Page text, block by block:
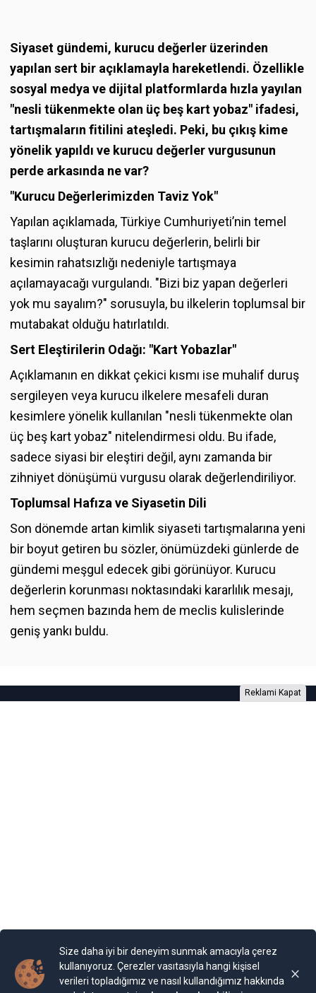
Siyaset gündemi, kurucu değerler üzerinden
yapılan sert bir açıklamayla hareketlendi. Özellikle
sosyal medya ve dijital platformlarda hızla yayılan
"nesli tükenmekte olan üç beş kart yobaz" ifadesi,
tartışmaların fitilini ateşledi. Peki, bu çıkış kime
yönelik yapıldı ve kurucu değerler vurgusunun
perde arkasında ne var?
"Kurucu Değerlerimizden Taviz Yok"
Yapılan açıklamada, Türkiye Cumhuriyeti’nin temel
taşlarını oluşturan kurucu değerlerin, belirli bir
kesimin rahatsızlığı nedeniyle tartışmaya
açılamayacağı vurgulandı. "Bizi biz yapan değerleri
yok mu sayalım?" sorusuyla, bu ilkelerin toplumsal bir
mutabakat olduğu hatırlatıldı.
Sert Eleştirilerin Odağı: "Kart Yobazlar"
Açıklamanın en dikkat çekici kısmı ise muhalif duruş
sergileyen veya kurucu ilkelere mesafeli duran
kesimlere yönelik kullanılan "nesli tükenmekte olan
üç beş kart yobaz" nitelendirmesi oldu. Bu ifade,
sadece siyasi bir eleştiri değil, aynı zamanda bir
zihniyet dönüşümü vurgusu olarak değerlendiriliyor.
Toplumsal Hafıza ve Siyasetin Dili
Son dönemde artan kimlik siyaseti tartışmalarına yeni
bir boyut getiren bu sözler, önümüzdeki günlerde de
gündemi meşgul edecek gibi görünüyor. Kurucu
değerlerin korunması noktasındaki kararlılık mesajı,
hem seçmen bazında hem de meclis kulislerinde
geniş yankı buldu.
Reklami Kapat
sunulmaktadır. Burada yer alan yorum ve tavsiyeler ise genel niteliktedir. Bu
Bu nedenle, sadece burada yer alan bilgilere dayanılarak yatırım kararı
verilmesi beklentilerinize uygun sonuçlar doğurmayabilir.
Size daha iyi bir deneyim sunmak amacıyla çerez
kullanıyoruz. Çerezler vasıtasıyla hangi kişisel
verileri topladığımız ve nasıl kullandığımız hakkında